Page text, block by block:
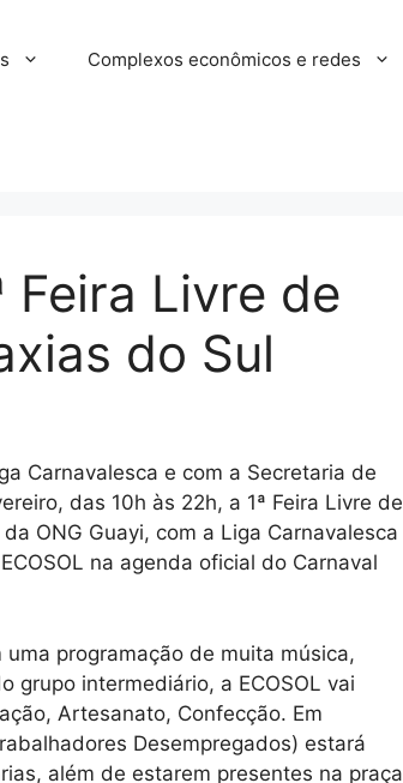
Complexos econômicos e redes
Feira Livre de
do Sul
Carnavalesca e com a Secretaria de
das 10h às 22h, a 1ª Feira Livre de
ONG Guayi, com a Liga Carnavalesca
na agenda oficial do Carnaval
programação de muita música,
grupo intermediário, a ECOSOL vai
Artesanato, Confecção. Em
Desempregados) estará
além de estarem presentes na praça